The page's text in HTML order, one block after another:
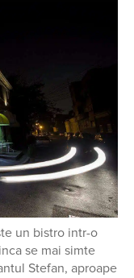
un bistro intr-o
se mai simte
Stefan, aproape